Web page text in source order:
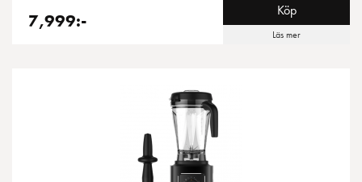
7,999:- Köp
Läs mer